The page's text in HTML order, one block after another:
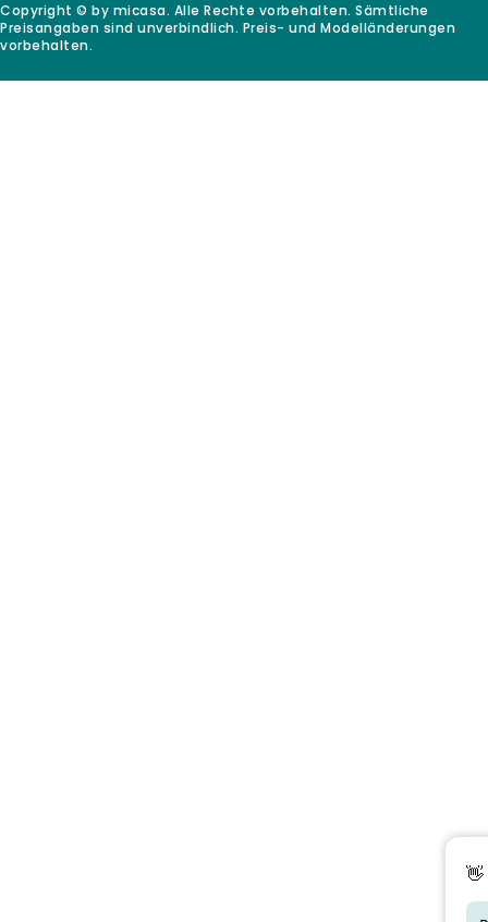
Copyright © by micasa. Alle Rechte vorbehalten. Sämtliche
Preisangaben sind unverbindlich. Preis- und Modelländerungen
vorbehalten.